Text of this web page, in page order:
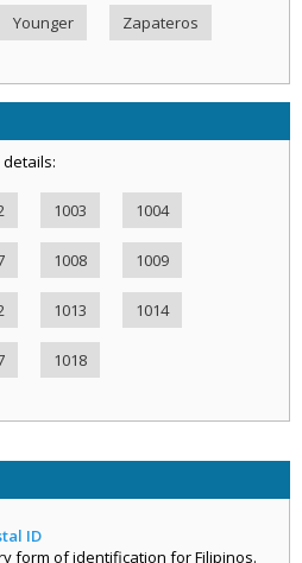
Younger Zapateros
1003 1004
1008 1009
1013 1014
1018
ID
form of identification for Filipinos.